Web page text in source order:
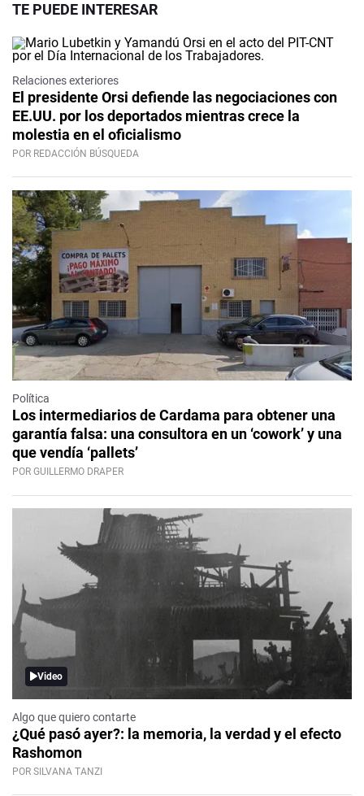
TE PUEDE INTERESAR
Relaciones exteriores
El presidente Orsi defiende las negociaciones con
EE.UU. por los deportados mientras crece la
molestia en el oficialismo
POR REDACCIÓN BÚSQUEDA
Política
Los intermediarios de Cardama para obtener una
garantía falsa: una consultora en un ‘cowork’ y una
que vendía ‘pallets’
POR GUILLERMO DRAPER
Video
Algo que quiero contarte
¿Qué pasó ayer?: la memoria, la verdad y el efecto
Rashomon
POR SILVANA TANZI